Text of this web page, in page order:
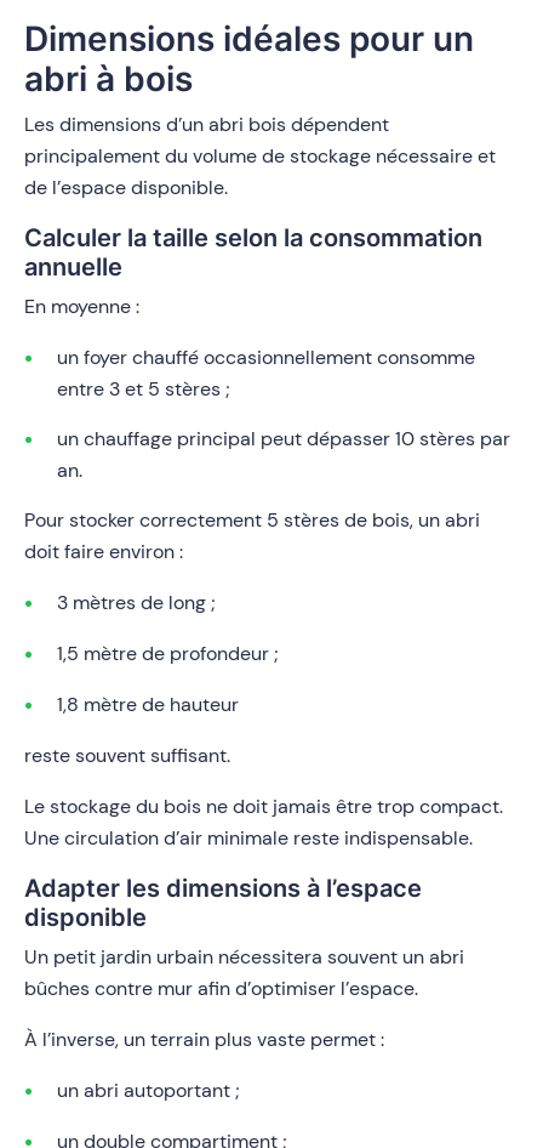
Dimensions idéales pour un
abri à bois
Les dimensions d’un abri bois dépendent
principalement du volume de stockage nécessaire et
de l’espace disponible.
Calculer la taille selon la consommation
annuelle
En moyenne :
un foyer chauffé occasionnellement consomme
entre 3 et 5 stères ;
un chauffage principal peut dépasser 10 stères par
an.
Pour stocker correctement 5 stères de bois, un abri
doit faire environ :
3 mètres de long ;
1,5 mètre de profondeur ;
1,8 mètre de hauteur
reste souvent suffisant.
Le stockage du bois ne doit jamais être trop compact.
Une circulation d’air minimale reste indispensable.
Adapter les dimensions à l’espace
disponible
Un petit jardin urbain nécessitera souvent un abri
bûches contre mur afin d’optimiser l’espace.
À l’inverse, un terrain plus vaste permet :
un abri autoportant ;
un double compartiment ;